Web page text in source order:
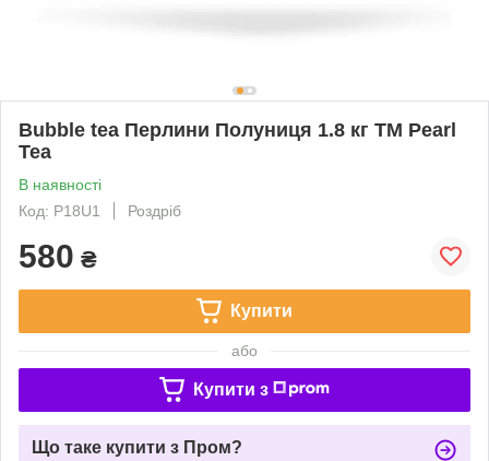
Bubble tea Перлини Полуниця 1.8 кг ТМ Pearl
Tea
В наявності
Код: P18U1
Роздріб
580 ₴
Купити
або
Купити з
Що таке купити з Пром?